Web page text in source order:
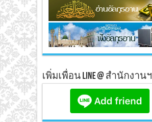
เพิ่มเพื่อน line @ สำนักงานฯ